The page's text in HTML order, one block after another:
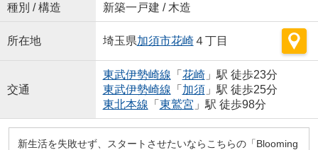
種別 / 構造 新築一戸建 / 木造
所在地 埼玉県加須市花崎４丁目
交通
東武伊勢崎線 「 花崎」駅 徒歩23分
東武伊勢崎線 「 加須」駅 徒歩25分
東北本線 「 東鷲宮 」駅 徒歩98分
新生活を失敗せず、スタートさせたいならこちらの「Blooming